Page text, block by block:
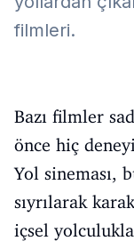
filmleri.
Bazı filmler
önce hiç
Yol sineması,
sıyrılarak
içsel